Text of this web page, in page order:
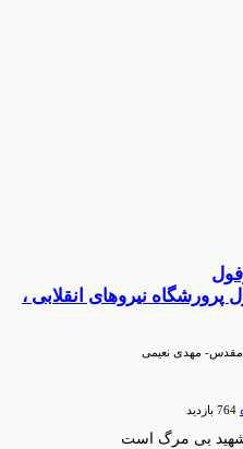
نیروهای انقلابی ،
مقدس- مهدی نعیمی
764 بازدید
شهید بی مرگ است